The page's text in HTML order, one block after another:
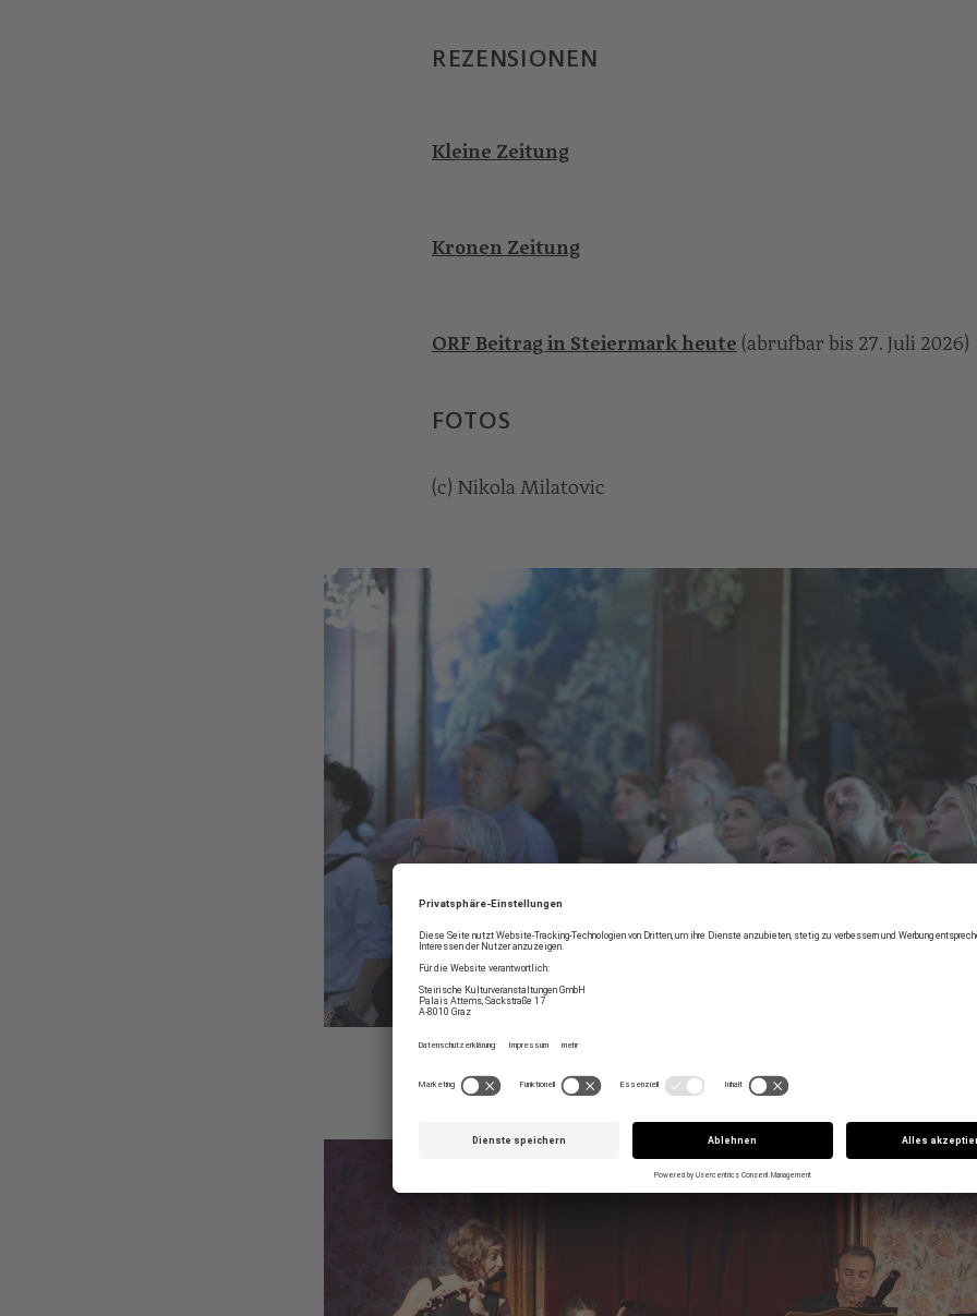
REZENSIONEN
Kleine Zeitung
Kronen Zeitung
ORF Beitrag in Steiermark heute (abrufbar bis 27. Juli 2026)
FOTOS
(c) Nikola Milatovic
© Nikola Milatovic